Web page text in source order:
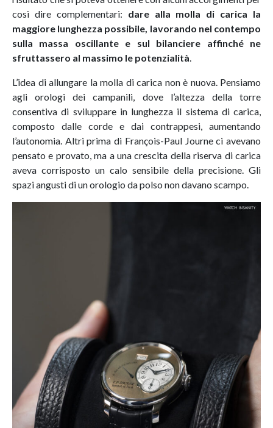
così dire complementari: dare alla molla di carica la
maggiore lunghezza possibile, lavorando nel contempo
sulla massa oscillante e sul bilanciere affinché ne
sfruttassero al massimo le potenzialità.
L’idea di allungare la molla di carica non è nuova. Pensiamo
agli orologi dei campanili, dove l’altezza della torre
consentiva di sviluppare in lunghezza il sistema di carica,
composto dalle corde e dai contrappesi, aumentando
l’autonomia. Altri prima di François-Paul Journe ci avevano
pensato e provato, ma a una crescita della riserva di carica
aveva corrisposto un calo sensibile della precisione. Gli
spazi angusti di un orologio da polso non davano scampo.